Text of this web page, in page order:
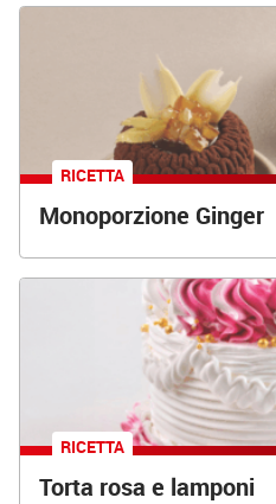
RICETTA
Monoporzione Ginger
RICETTA
Torta rosa e lamponi